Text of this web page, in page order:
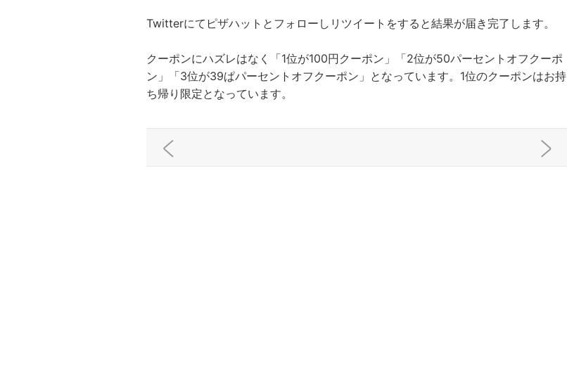
Twitterにてピザハットとフォローしリツイートをすると結果が届き完了します。
クーポンにハズレはなく「1位が100円クーポン」「2位が50パーセントオフクーポ
ン」「3位が39ぱパーセントオフクーポン」となっています。1位のクーポンはお持
ち帰り限定となっています。